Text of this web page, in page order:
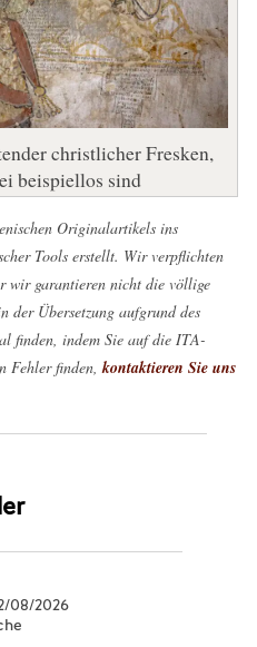
christlicher Fresken,
beispiellos sind
Originalartikels ins
Tools erstellt. Wir verpflichten
wir garantieren nicht die völlige
der Übersetzung aufgrund des
finden, indem Sie auf die ITA-
Fehler finden, kontaktieren Sie uns
08/2026